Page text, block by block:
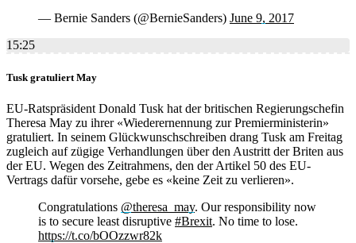
— Bernie Sanders (@BernieSanders) June 9, 2017
15:25
Tusk gratuliert May
EU-Ratspräsident Donald Tusk hat der britischen Regierungschefin
Theresa May zu ihrer «Wiederernennung zur Premierministerin»
gratuliert. In seinem Glückwunschschreiben drang Tusk am Freitag
zugleich auf zügige Verhandlungen über den Austritt der Briten aus
der EU. Wegen des Zeitrahmens, den der Artikel 50 des EU-
Vertrags dafür vorsehe, gebe es «keine Zeit zu verlieren».
Congratulations @theresa_may. Our responsibility now
is to secure least disruptive #Brexit. No time to lose.
https://t.co/bOOzzwr82k